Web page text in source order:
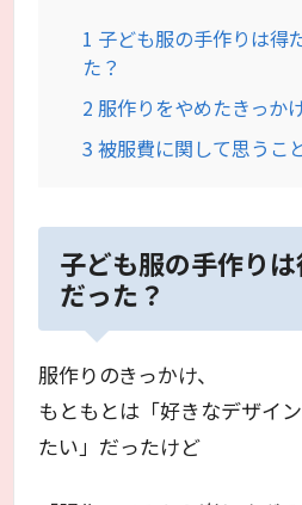
1 子ども服の手作りは得
た？
2 服作りをやめたきっか
3 被服費に関して思うこ
子ども服の手作り
だった？
服作りのきっかけ、
もともとは「好きなデザイ
たい」だったけど